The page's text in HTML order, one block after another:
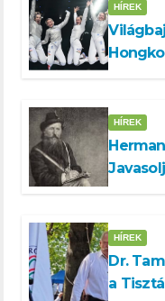
HÍREK
HÍREK
HÍREK
Dr.
a